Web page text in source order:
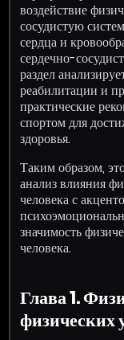
воздействие
сосудистую
сердца и
сердечно-
раздел
реабилитации и
практические
спортом для
здоровья.
Таким образом,
анализ влияния
человека с
значимость
человека.
Глава 1.
физических